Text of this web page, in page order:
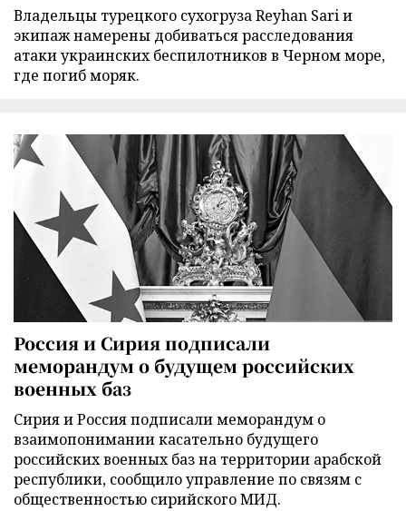
Владельцы турецкого сухогруза Reyhan Sari и
экипаж намерены добиваться расследования
атаки украинских беспилотников в Черном море,
где погиб моряк.
Россия и Сирия подписали
меморандум о будущем российских
военных баз
Сирия и Россия подписали меморандум о
взаимопонимании касательно будущего
российских военных баз на территории арабской
республики, сообщило управление по связям с
общественностью сирийского МИД.